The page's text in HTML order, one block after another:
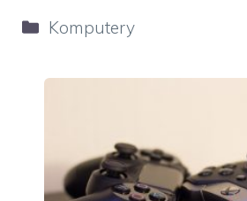
Kategorie
Komputery